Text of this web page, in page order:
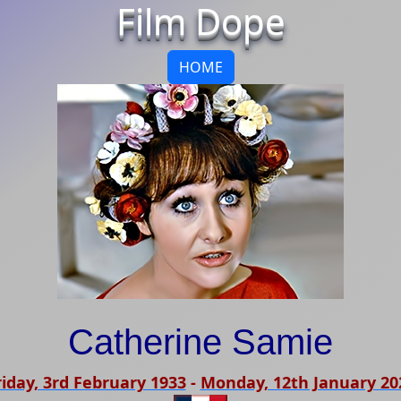
Film Dope
HOME
Catherine Samie
3rd February 1933- Monday, 12th January